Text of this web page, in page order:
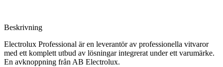
Beskrivning
Electrolux Professional är en leverantör av professionella vitvaror
med ett komplett utbud av lösningar integrerat under ett varumärke.
En avknoppning från AB Electrolux.